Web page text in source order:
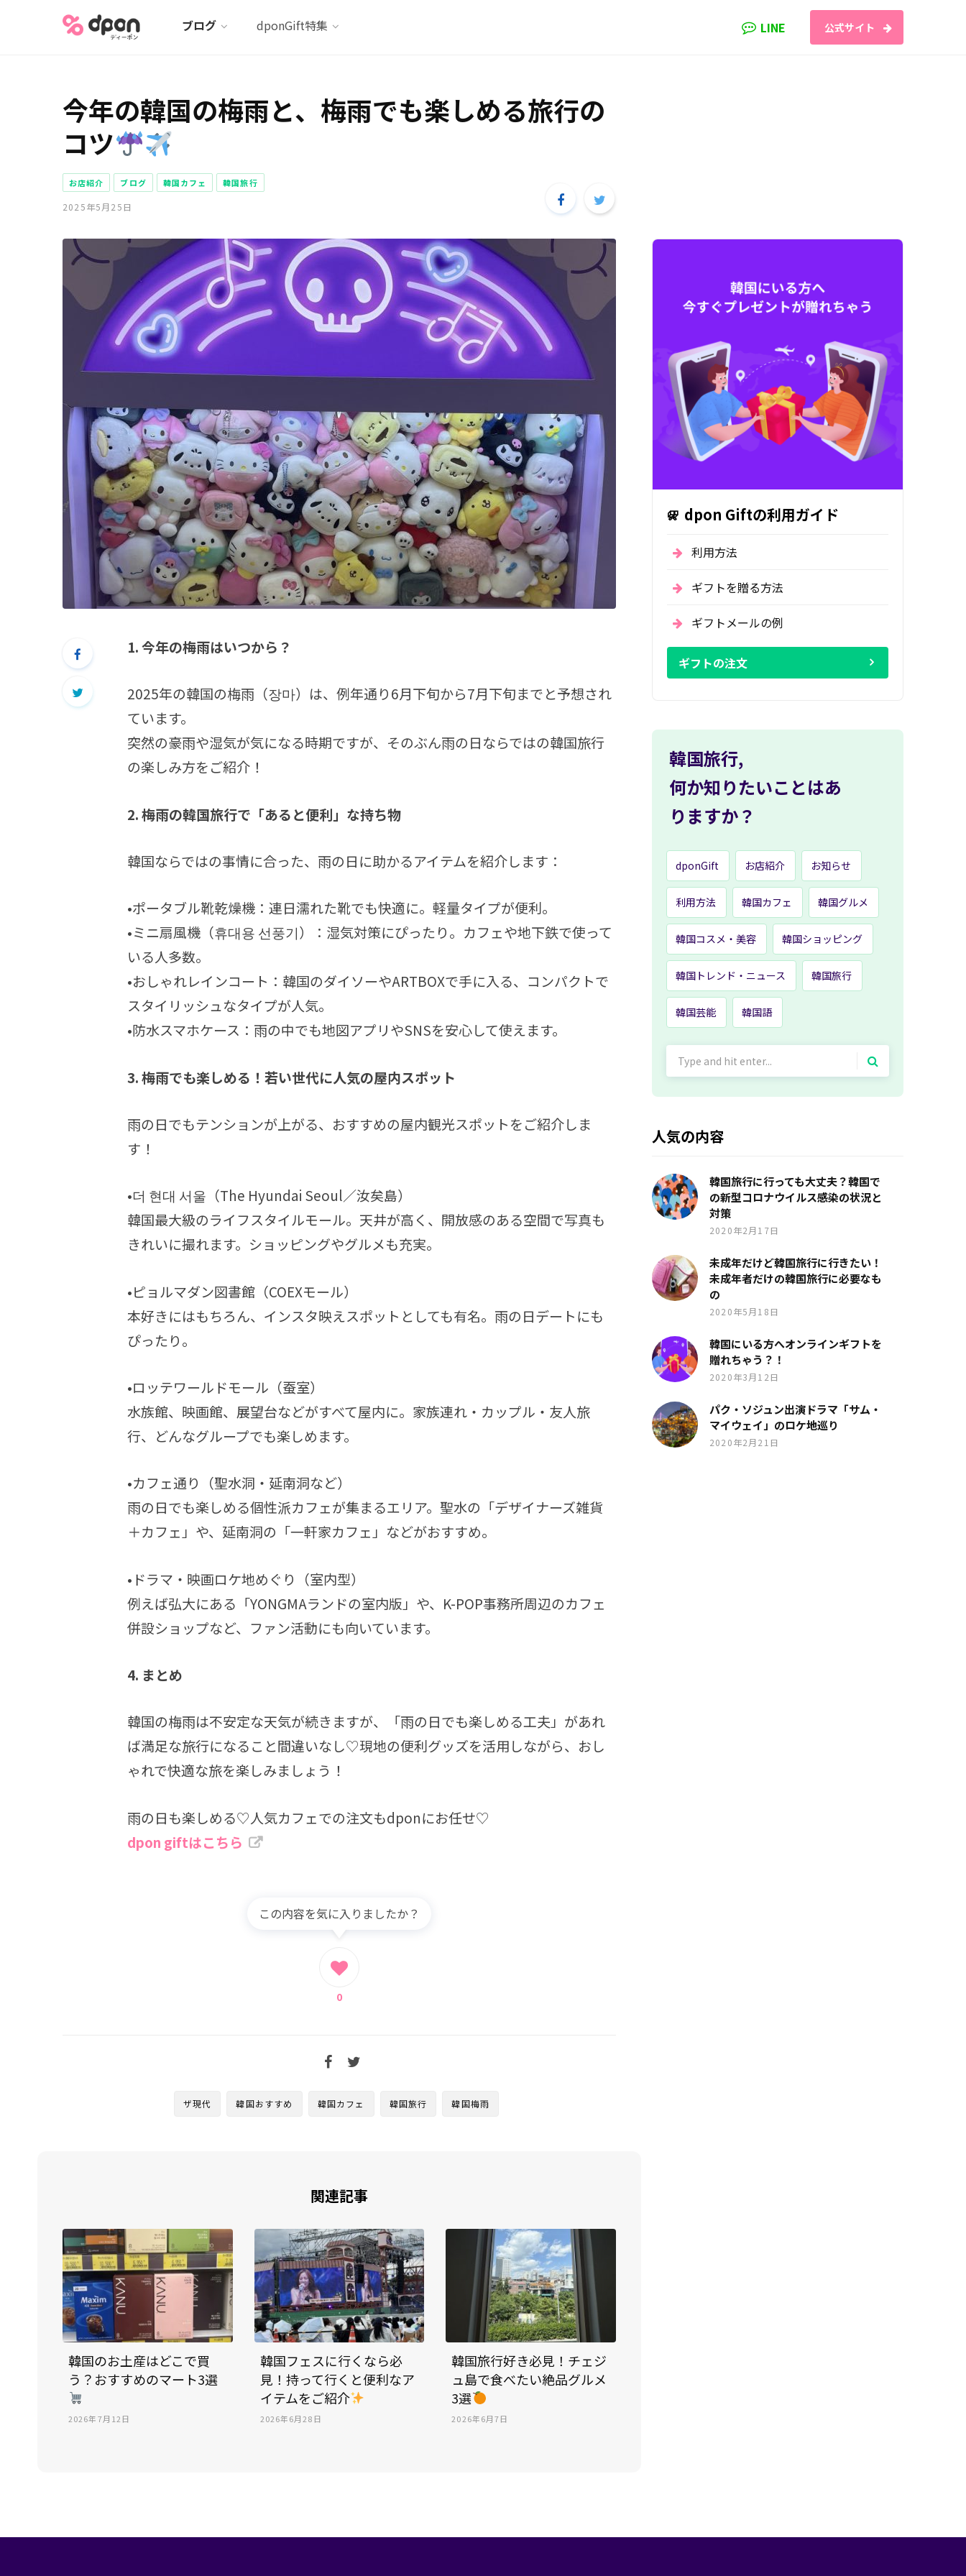
ブログ dponGift特集 LINE 公式サイト
お店紹介 ブログ 韓国カフェ 韓国旅行
今年の韓国の梅雨と、梅雨でも楽しめる旅行の
コツ
2025年5月25日
1. 今年の梅雨はいつから？
2025年の韓国の梅雨（장마）は、例年通り6月下旬から7月下旬までと予想され
ています。
突然の豪雨や湿気が気になる時期ですが、そのぶん雨の日ならではの韓国旅行
の楽しみ方をご紹介！
2. 梅雨の韓国旅行で「あると便利」な持ち物
韓国ならではの事情に合った、雨の日に助かるアイテムを紹介します：
•ポータブル靴乾燥機：連日濡れた靴でも快適に。軽量タイプが便利。
•ミニ扇風機（휴대용 선풍기）：湿気対策にぴったり。カフェや地下鉄で使って
いる人多数。
•おしゃれレインコート：韓国のダイソーやARTBOXで手に入る、コンパクトで
スタイリッシュなタイプが人気。
•防水スマホケース：雨の中でも地図アプリやSNSを安心して使えます。
3. 梅雨でも楽しめる！若い世代に人気の屋内スポット
雨の日でもテンションが上がる、おすすめの屋内観光スポットをご紹介しま
す！
•더 현대 서울（The Hyundai Seoul／汝矣島）
韓国最大級のライフスタイルモール。天井が高く、開放感のある空間で写真も
きれいに撮れます。ショッピングやグルメも充実。
•ピョルマダン図書館（COEXモール）
本好きにはもちろん、インスタ映えスポットとしても有名。雨の日デートにも
ぴったり。
•ロッテワールドモール（蚕室）
水族館、映画館、展望台などがすべて屋内に。家族連れ・カップル・友人旅
行、どんなグループでも楽しめます。
•カフェ通り（聖水洞・延南洞など）
雨の日でも楽しめる個性派カフェが集まるエリア。聖水の「デザイナーズ雑貨
＋カフェ」や、延南洞の「一軒家カフェ」などがおすすめ。
•ドラマ・映画ロケ地めぐり（室内型）
例えば弘大にある「YONGMAランドの室内版」や、K-POP事務所周辺のカフェ
併設ショップなど、ファン活動にも向いています。
4. まとめ
韓国の梅雨は不安定な天気が続きますが、「雨の日でも楽しめる工夫」があれ
ば満足な旅行になること間違いなし♡現地の便利グッズを活用しながら、おし
ゃれで快適な旅を楽しみましょう！
雨の日も楽しめる♡人気カフェでの注文もdponにお任せ♡
dpon giftはこちら
ザ現代 韓国おすすめ 韓国カフェ 韓国旅行 韓国梅雨
この内容を気に入りましたか？
0
関連記事
韓国のお土産はどこで買
う？おすすめのマート3選
2026年7月12日
韓国フェスに行くなら必
見！持って行くと便利なア
イテムをご紹介
2026年6月28日
韓国旅行好き必見！チェジ
ュ島で食べたい絶品グルメ
3選
2026年6月7日
dpon Giftの利用ガイド
利用方法
ギフトを贈る方法
ギフトメールの例
ギフトの注文
韓国旅行,
何か知りたいことはあ
りますか？
dponGift お店紹介 お知らせ
利用方法 韓国カフェ 韓国グルメ
韓国コスメ・美容 韓国ショッピング
韓国トレンド・ニュース 韓国旅行
韓国芸能 韓国語
人気の内容
韓国旅行に行っても大丈夫？韓国で
の新型コロナウイルス感染の状況と
対策
2020年2月17日
未成年だけど韓国旅行に行きたい！
未成年者だけの韓国旅行に必要なも
の
2020年5月18日
韓国にいる方へオンラインギフトを
贈れちゃう？！
2020年3月12日
パク・ソジュン出演ドラマ「サム・
マイウェイ」のロケ地巡り
2020年2月21日